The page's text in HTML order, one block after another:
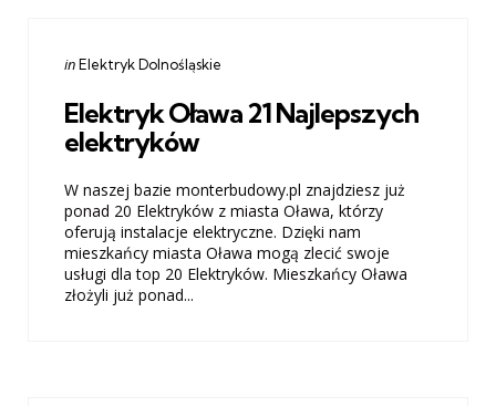
Categories
Posted
inElektryk Dolnośląskie
Elektryk Oława 21 Najlepszych
elektryków
W naszej bazie monterbudowy.pl znajdziesz już
ponad 20 Elektryków z miasta Oława, którzy
oferują instalacje elektryczne. Dzięki nam
mieszkańcy miasta Oława mogą zlecić swoje
usługi dla top 20 Elektryków. Mieszkańcy Oława
złożyli już ponad...